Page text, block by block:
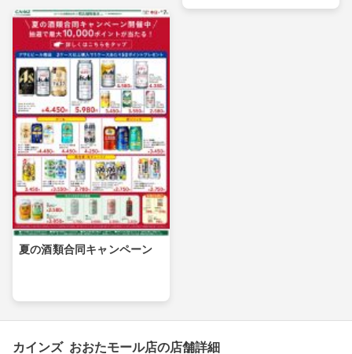
夏の酒類合同キャンペーン
カインズ おおたモール店の店舗詳細